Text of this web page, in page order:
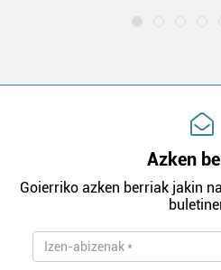
Azken
Goierriko azken berriak jakin